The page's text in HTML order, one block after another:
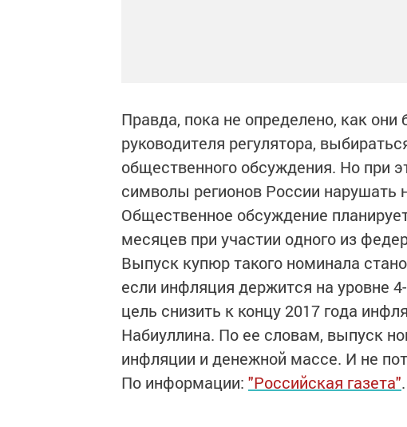
Правда, пока не определено, как
руководителя регулятора,
общественного обсуждения. Но при
символы регионов России нарушать
Общественное обсуждение
месяцев при участии одного из
Выпуск купюр такого номинала
если инфляция держится на уровне
цель снизить к концу 2017 года
Набиуллина. По ее словам, выпуск
инфляции и денежной массе. И не
По информации: "Российская газета".